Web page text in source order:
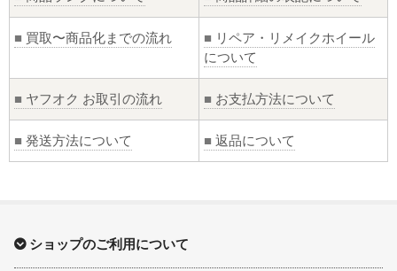
■ 買取〜商品化までの流れ ■ リペア・リメイクホイール
について
■ ヤフオク お取引の流れ ■ お支払方法について
■ 発送方法について ■ 返品について
ショップのご利用について